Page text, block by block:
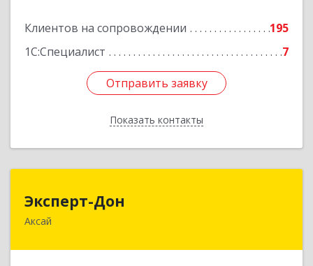
Клиентов на сопровождении
195
1С:Специалист
7
Отправить заявку
Показать контакты
Отправить заявку
Назад
Эксперт-Дон
Аксай
346720, Ростовская обл, Аксай г, Буденного ул,